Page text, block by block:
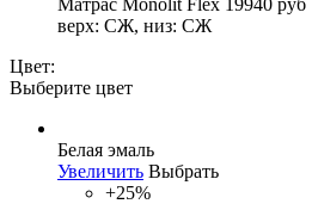
верх: СЖ, низ: СЖ
Цвет:
Выберите цвет
Белая эмаль
Увеличить Выбрать
+25%